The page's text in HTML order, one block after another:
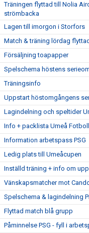
Träningen flyttad till Nolia
strömbacka
Lagen till imorgon i Storfors
Match & träning lördag
Försäljning toapapper
Spelschema höstens
Träningsinfo
Uppstart höstomgångens
Lagindelning och speltider
Info + packlista Umeå
Information arbetspass PSG
Ledig plats till Umeåcupen
Inställd träning + info om
Vänskapsmatcher mot
Spelschema & lagindelning
Flyttad match blå grupp
Påminnelse PSG - fyll i